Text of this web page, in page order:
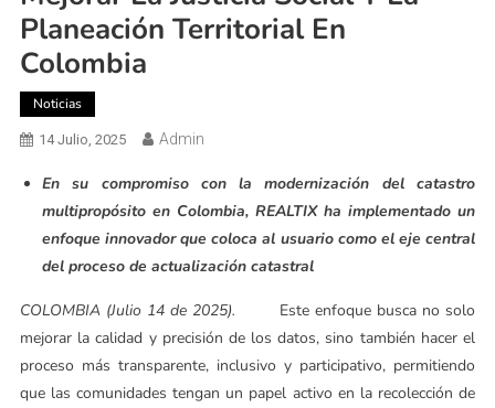
Planeación Territorial En
Colombia
Noticias
14 Julio, 2025 Admin
En su compromiso con la modernización del catastro
multipropósito en Colombia, REALTIX ha implementado un
enfoque innovador que coloca al usuario como el eje central
del proceso de actualización catastral
COLOMBIA (Julio 14 de 2025). Este enfoque busca no solo
mejorar la calidad y precisión de los datos, sino también hacer el
proceso más transparente, inclusivo y participativo, permitiendo
que las comunidades tengan un papel activo en la recolección de